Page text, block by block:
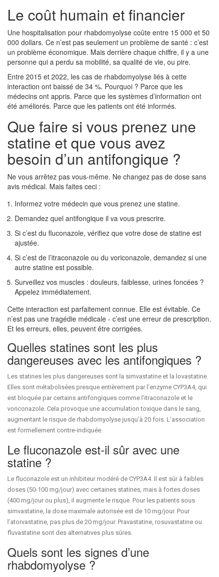
Le coût humain et financier
Une hospitalisation pour rhabdomyolyse coûte entre 15 000 et 50
000 dollars. Ce n’est pas seulement un problème de santé : c’est
un problème économique. Mais derrière chaque chiffre, il y a une
personne qui a perdu sa mobilité, sa qualité de vie, ou pire.
Entre 2015 et 2022, les cas de rhabdomyolyse liés à cette
interaction ont baissé de 34 %. Pourquoi ? Parce que les
médecins ont appris. Parce que les systèmes d’information ont
été améliorés. Parce que les patients ont été informés.
Que faire si vous prenez une
statine et que vous avez
besoin d’un antifongique ?
Ne vous arrêtez pas vous-même. Ne changez pas de dose sans
avis médical. Mais faites ceci :
Informez votre médecin que vous prenez une statine.
Demandez quel antifongique il va vous prescrire.
Si c’est du fluconazole, vérifiez que votre dose de statine est
ajustée.
Si c’est de l’itraconazole ou du voriconazole, demandez si une
autre statine est possible.
Surveillez vos muscles : douleurs, faiblesse, urines foncées ?
Appelez immédiatement.
Cette interaction est parfaitement connue. Elle est évitable. Ce
n’est pas une tragédie médicale - c’est une erreur de prescription.
Et les erreurs, elles, peuvent être corrigées.
Quelles statines sont les plus
dangereuses avec les antifongiques ?
Les statines les plus dangereuses sont la simvastatine et la lovastatine.
Elles sont métabolisées presque entièrement par l’enzyme CYP3A4, qui
est bloquée par certains antifongiques comme l’itraconazole et le
voriconazole. Cela provoque une accumulation toxique dans le sang,
augmentant le risque de rhabdomyolyse jusqu’à 20 fois. L’association
est formellement contre-indiquée.
Le fluconazole est-il sûr avec une
statine ?
Le fluconazole est un inhibiteur modéré de CYP3A4. Il est sûr à faibles
doses (50-100 mg/jour) avec certaines statines, mais à fortes doses
(400 mg/jour ou plus), il augmente le risque. Pour les patients sous
simvastatine, la dose maximale autorisée est de 10 mg/jour. Pour
l’atorvastatine, pas plus de 20 mg/jour. Pravastatine, rosuvastatine ou
fluvastatine sont des alternatives plus sûres.
Quels sont les signes d’une
rhabdomyolyse ?